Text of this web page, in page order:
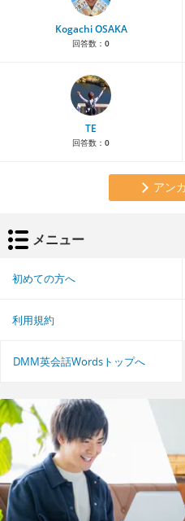
Kogachi OSAKA
回答数： 0
TE
回答数： 0
アン
メニュー
初めての方へ
利用規約
DMM英会話Wordsトップへ